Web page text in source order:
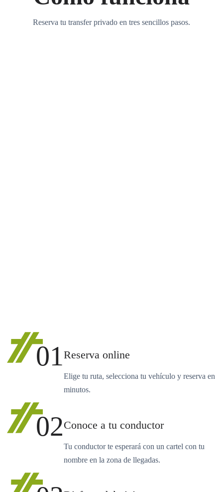
Reserva tu transfer privado en tres sencillos pasos.
01Reserva online
Elige tu ruta, selecciona tu vehículo y reserva en
minutos.
02Conoce a tu conductor
Tu conductor te esperará con un cartel con tu
nombre en la zona de llegadas.